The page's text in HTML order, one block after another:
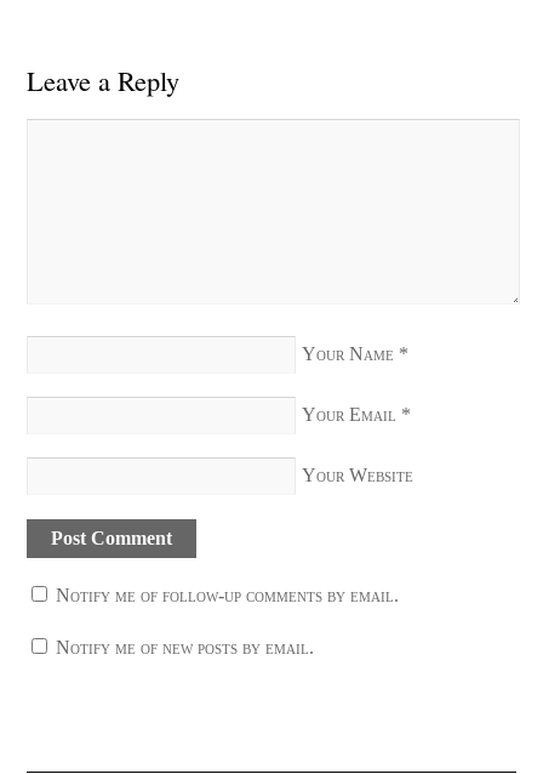
Leave a Reply
Your Name *
Your Email *
Your Website
Notify me of follow-up comments by email.
Notify me of new posts by email.